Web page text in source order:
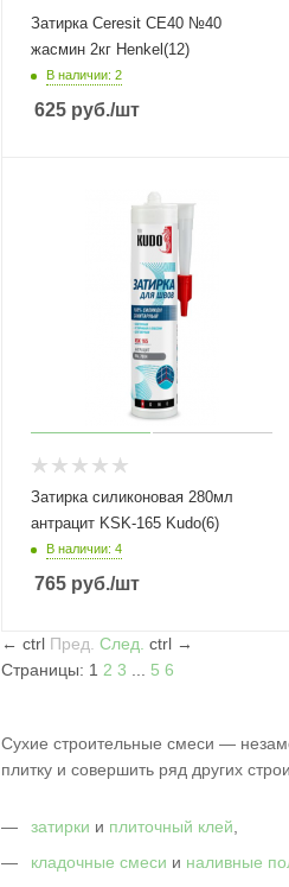
Затирка Ceresit СЕ40 №40
жасмин 2кг Henkel(12)
В наличии: 2
625 руб./шт
Затирка силиконовая 280мл
антрацит KSK-165 Kudo(6)
В наличии: 4
765 руб./шт
← ctrl Пред. След. ctrl →
Страницы: 1 2 3 5 6
Сухие строительные смеси —
плитку и совершить ряд других
затирки и плиточный клей
кладочные смеси и наливные